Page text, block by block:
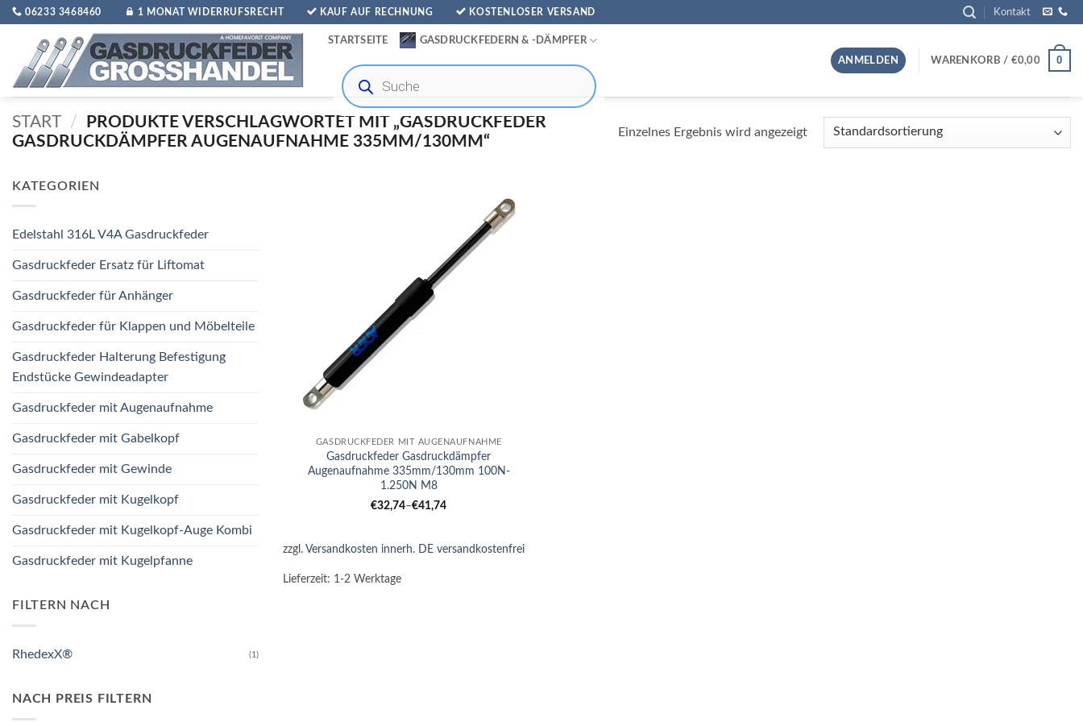
Zum
springen
06233 3468460 1 MONAT WIDERRUFSRECHT KAUF AUF RECHNUNG KOSTENLOSER VERSAND Kontakt
STARTSEITE GASDRUCKFEDERN & -DÄMPFER
Products
search
ANMELDEN WARENKORB / €0,00 0
START /
PRODUKTE VERSCHLAGWORTET MIT „GASDRUCKFEDER
GASDRUCKDÄMPFER AUGENAUFNAHME 335MM/130MM“
Einzelnes Ergebnis wird angezeigt
KATEGORIEN
Edelstahl 316L V4A Gasdruckfeder
Gasdruckfeder Ersatz für Liftomat
Gasdruckfeder für Anhänger
Gasdruckfeder für Klappen und Möbelteile
Gasdruckfeder Halterung Befestigung
Endstücke Gewindeadapter
Gasdruckfeder mit Augenaufnahme
Gasdruckfeder mit Gabelkopf
Gasdruckfeder mit Gewinde
Gasdruckfeder mit Kugelkopf
Gasdruckfeder mit Kugelkopf-Auge Kombi
Gasdruckfeder mit Kugelpfanne
FILTERN NACH
RhedexX® (1)
NACH PREIS FILTERN
GASDRUCKFEDER MIT AUGENAUFNAHME
Gasdruckfeder Gasdruckdämpfer
Augenaufnahme 335mm/130mm 100N-
1.250N M8
€32,74–€41,74
zzgl. Versandkosten innerh. DE versandkostenfrei
Lieferzeit: 1-2 Werktage